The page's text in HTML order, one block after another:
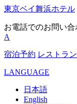
東京ベイ舞浜ホテル
お電話でのお問い合
A
宿泊予約 レストラ
LANGUAGE
日本語
English